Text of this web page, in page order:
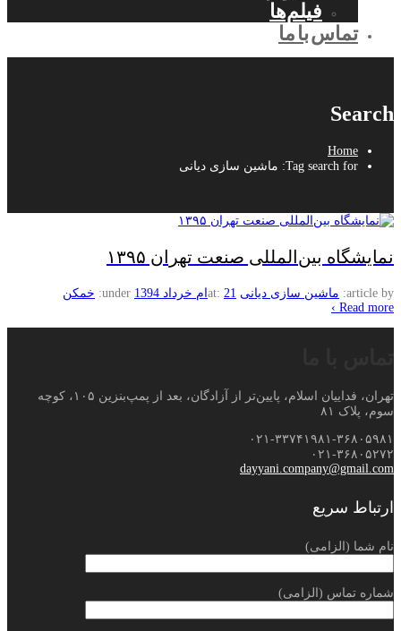
فیلم‌ها
تماس با ما
Search
Home
Tag search for: ماشین سازی دیانی
نمایشگاه بین‌المللی صنعت تهران ۱۳۹۵
article by: ماشین سازی دیانی at: 21ام خرداد 1394 under: خمکن
Read more ›
تهران، فداییان اسلام، پایین‌تر از آزادگان، بعد از پمپ‌بنزین ۱۰۵، کوچه
سوم، پلاک ۸۱
۰۲۱-۳۳۷۴۱۹۸۱-۳۶۸۰۵۹۸۱
۰۲۱-۳۶۸۰۵۲۷۲
dayyani.company@gmail.com
ارتباط سریع
نام شما (الزامی)
شماره تماس (الزامی)